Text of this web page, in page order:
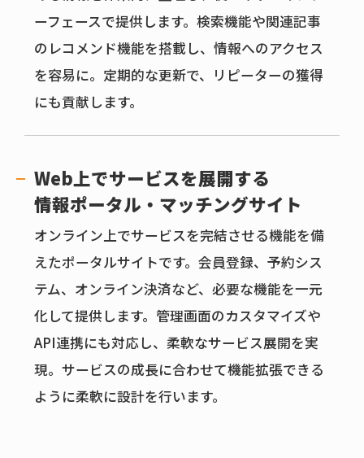
ーフェースで提供します。検索機能や関連記事
のレコメンド機能を搭載し、情報へのアクセス
を容易に。定期的な更新で、リピーターの獲得
にも貢献します。
Web上でサービスを展開する
情報ポータル・マッチングサイト
オンライン上でサービスを完結させる機能を備
えたポータルサイトです。会員登録、予約シス
テム、オンライン決済など、必要な機能を一元
化して提供します。管理画面のカスタマイズや
API連携にも対応し、柔軟なサービス展開を実
現。サービスの成長に合わせて機能拡張できる
ように柔軟に設計を行います。